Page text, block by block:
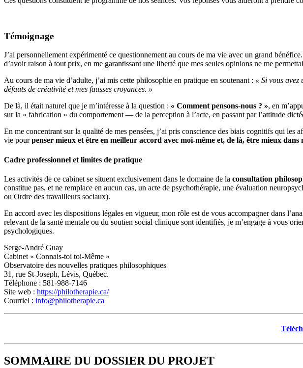
Témoignage
J’ai personnellement expérimenté ce questionnement au cours de ma vie avec un grand
d’avoir raison à tout prix, en me garantissant une liberté que mes seules opinions ne me
Au cours de ma vie d’adulte, j’ai mis cette philosophie en pratique en soutenant : « Si vous avez
défauts de créativité et mes fausses croyances. »
De là, il était naturel que je m’intéresse à la question : « Comment pensons-nous ? », en
sur la « fabrication » du comportement — de la perception à l’acte, en passant par l’attitude
En me concentrant sur la qualité de mes pensées, j’ai pris conscience des biais cognitifs qui les
vie pourpenser mieux et être en meilleur accord avec moi-même et, de là, être mieux dans
Cadre professionnel et limites de pratique
Les activités de ce cabinet se situent exclusivement dans le domaine de la consultation
constitue pas, et ne remplace en aucun cas, un acte de psychothérapie, une évaluation
ou Ordre des travailleurs sociaux).
En accord avec les dispositions légales en vigueur, mon rôle est de vous accompagner dans
relevant de la santé mentale ou du soutien social clinique sont identifiés, je m’engage à vous
psychologiques.
Serge-André Guay
Cabinet « Connais-toi toi-Même »
Observatoire des nouvelles pratiques philosophiques
31, rue St-Joseph, Lévis, Québec.
Téléphone : 581-988-7146
Site web : https://philotherapie.ca/
Courriel : info@philotherapie.ca
SOMMAIRE DU DOSSIER DU PROJET